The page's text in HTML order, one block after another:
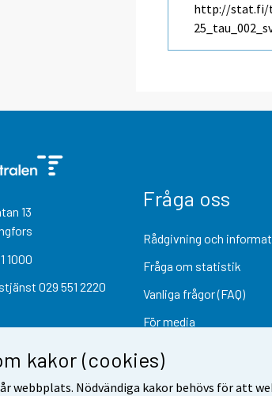
kakor (cookies)
webbplats. Nödvändiga kakor behövs för att
http://stat.fi/
13
1000
029 551 2220
Fråga oss
Rådgivning och
Fråga om statistik
Vanliga frågor (FAQ)
För media